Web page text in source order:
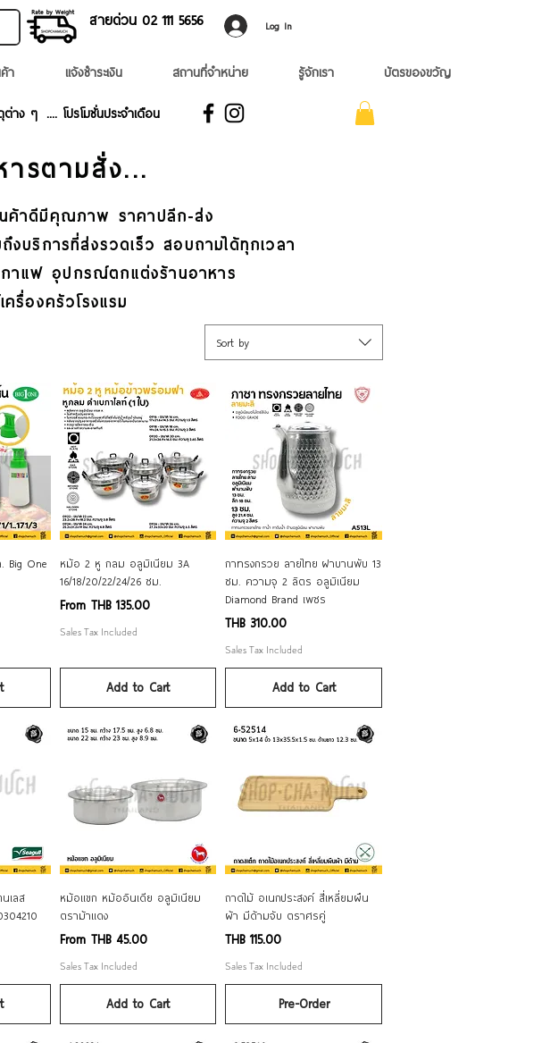
สายด่วน 02 ​111 5656 Log In
า แจ้งชำระเงิน สถานที่จำหน่าย รู้จักเรา บัตรของขวัญ
ต่าง ๆ .... โปรโมชั่นประจำเดือน
รตามสั่ง...
Sort by
Big One
Quick View
หม้อ 2 หู กลม อลูมิเนียม 3A
16/18/20/22/24/26 ซม.
From THB 135.00
Sale Price
Sales Tax Included
Add to Cart
Quick View
กาทรงกรวย ลายไทย ฝาบานพับ 13
ซม. ความจุ 2 ลิตร อลูมิเนียม
Diamond Brand เพชร
Price
THB 310.00
Sales Tax Included
Add to Cart
เลส
Quick View
หม้อแขก หม้ออินเดีย อลูมิเนียม
ตราม้าแดง
From THB 45.00
Sale Price
Sales Tax Included
Add to Cart
Quick View
ถาดไม้ อเนกประสงค์ สี่เหลี่ยมผืน
ผ้า มีด้ามจับ ตราศรคู่
Price
THB 115.00
Sales Tax Included
Pre-Order
นค้าดีมีคุณภาพ ราคาปลีก-ส่ง
ริการที่ส่งรวดเร็ว สอบถามได้ทุกเวลา
กาแฟ อุปกรณ์ตกแต่งร้านอาหาร
รื่องครัวโรงแรม